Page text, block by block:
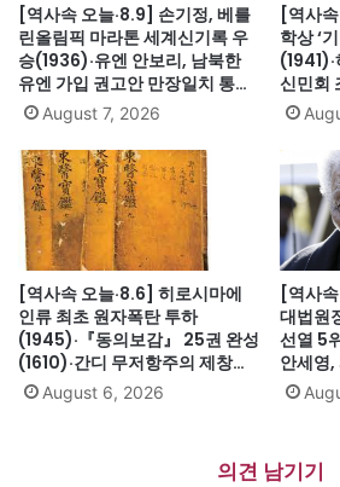
[역사속 오늘·8.9] 손기정, 베를
린올림픽 마라톤 세계신기록 우
승(1936)·유엔 안보리, 남북한
유엔 가입 권고안 만장일치 통과
(1991)·싱가포르, 말레이시아에
서 분리 독립(1965)·닉슨, 워터
게이트로 사상 첫 대통령 사임
(1974)
August 7, 2026
[역사
학상 ‘
신민회
인트헬
군, 스
(1588)·
시티
트리스
[역사속 오늘·8.6] 히로시마에
인류 최초 원자폭탄 투하
(1945)·『동의보감』 25권 완성
(1610)·간디 무저항주의 제창
(1931)·대전엑스포 개막(1993)·
자메이카, 영국에서 독립(1962)
August 6, 2026
[역사
대법원
선열 5
안세영,
자단식
글라데
라 체포
의견 남기기